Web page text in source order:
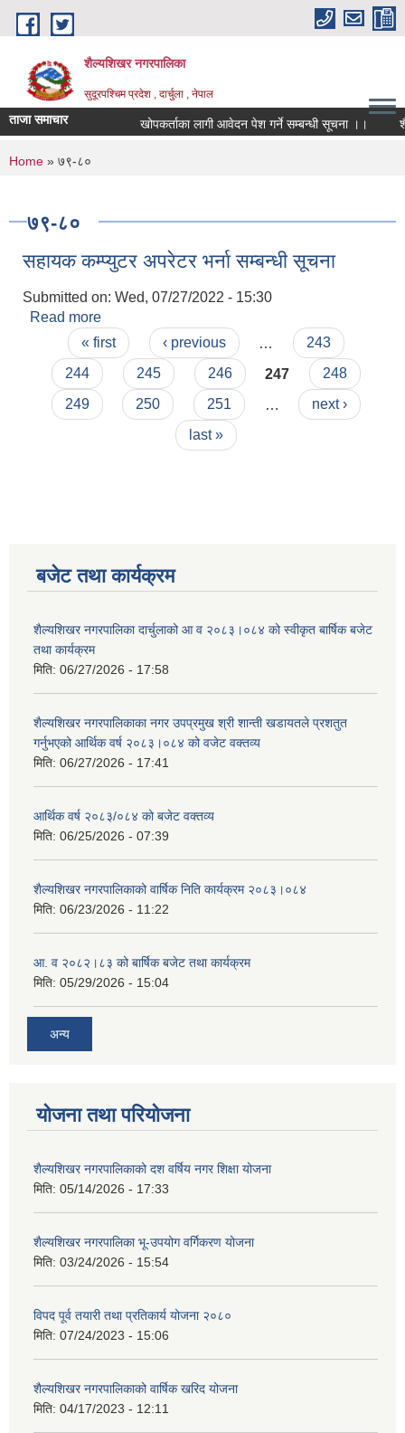
Skip to main content
शैल्यशिखर नगरपालिका
सुदूरपश्चिम प्रदेश , दार्चुला , नेपाल
ताजा समाचार खोपकर्ताका लागी आवेदन पेश गर्ने सम्बन्धी सूचना ।।
You are here
Home » ७९-८०
७९-८०
सहायक कम्प्युटर अपरेटर भर्ना सम्बन्धी सूचना
Submitted on: Wed, 07/27/2022 - 15:30
Read more
Pages« first ‹ previous
243
244
245 246 247
248
249
250 251
next ›
last »
बजेट तथा कार्यक्रम
शैल्यशिखर नगरपालिका दार्चुलाको आ व २०८३।०८४ को स्वीकृत बार्षिक बजेट
तथा कार्यक्रम
मिति: 06/27/2026 - 17:58
शैल्यशिखर नगरपालिकाका नगर उपप्रमुख श्री शान्ती खडायतले प्रशतुत
गर्नुभएको आर्थिक वर्ष २०८३।०८४ को वजेट वक्तव्य
मिति: 06/27/2026 - 17:41
आर्थिक वर्ष २०८३/०८४ को बजेट वक्तव्य
मिति: 06/25/2026 - 07:39
शैल्यशिखर नगरपालिकाको वार्षिक निति कार्यक्रम २०८३।०८४
मिति: 06/23/2026 - 11:22
आ. व २०८२।८३ को बार्षिक बजेट तथा कार्यक्रम
मिति: 05/29/2026 - 15:04
अन्य
योजना तथा परियोजना
शैल्यशिखर नगरपालिकाको दश वर्षिय नगर शिक्षा योजना
मिति: 05/14/2026 - 17:33
शैल्यशिखर नगरपालिका भू-उपयोग वर्गिकरण योजना
मिति: 03/24/2026 - 15:54
विपद पूर्व तयारी तथा प्रतिकार्य योजना २०८०
मिति: 07/24/2023 - 15:06
शैल्यशिखर नगरपालिकाको वार्षिक खरिद योजना
मिति: 04/17/2023 - 12:11